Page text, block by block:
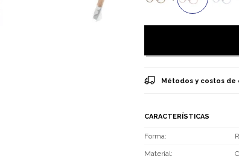
Métodos y costos de
CARACTERÍSTICAS
Forma
Material